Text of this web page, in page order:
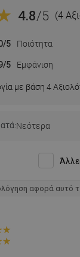
4.8/5 (4
με βάση 4
/5 Ποιότητα
/5 Εμφάνιση
Νεότερα
αφορά αυτό